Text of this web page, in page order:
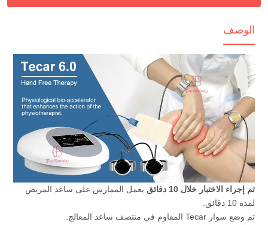
الوصف
تم إجراء الاختبار خلال 10 دقائق
يعمل الممارس على ساعد المريض
لمدة 10 دقائق.
تم وضع سوار Tecar المقاوم في منتصف ساعد المعالج.